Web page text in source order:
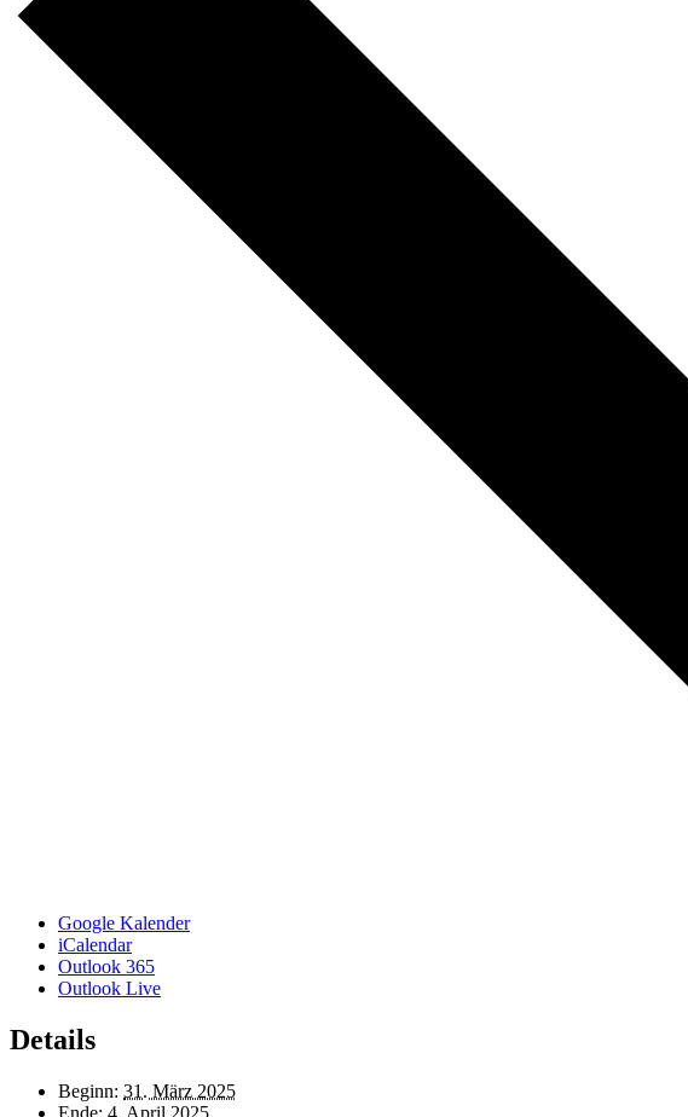
Google Kalender
iCalendar
Outlook 365
Outlook Live
Details
Beginn: 31. März 2025
Ende: 4. April 2025